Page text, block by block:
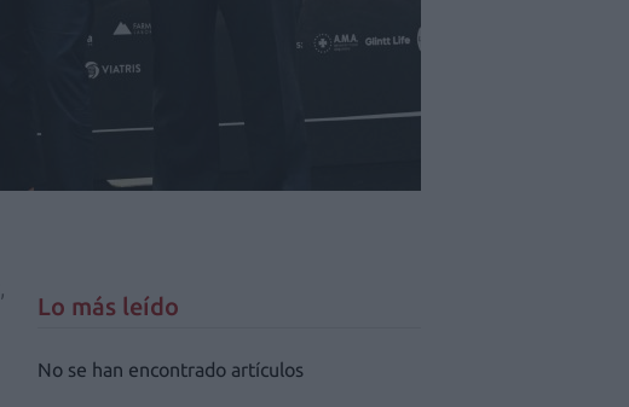
,
Lo más leído
No se han encontrado artículos